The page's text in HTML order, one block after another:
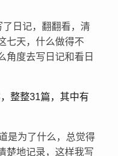
了日记，翻翻看，清
七天，什么做得不
角度去写日记和看日
整整31篇，其中有
是为了什么，总觉得
楚地记录，这样我写